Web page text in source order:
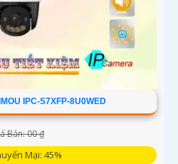
IPC-S7XFP-8U0WED
Bán: 00 ₫
Mại: 45%